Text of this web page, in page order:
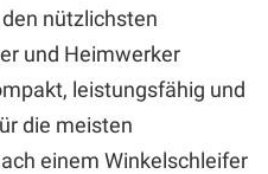
nützlichsten
und Heimwerker
leistungsfähig und
die meisten
einem Winkelschleifer